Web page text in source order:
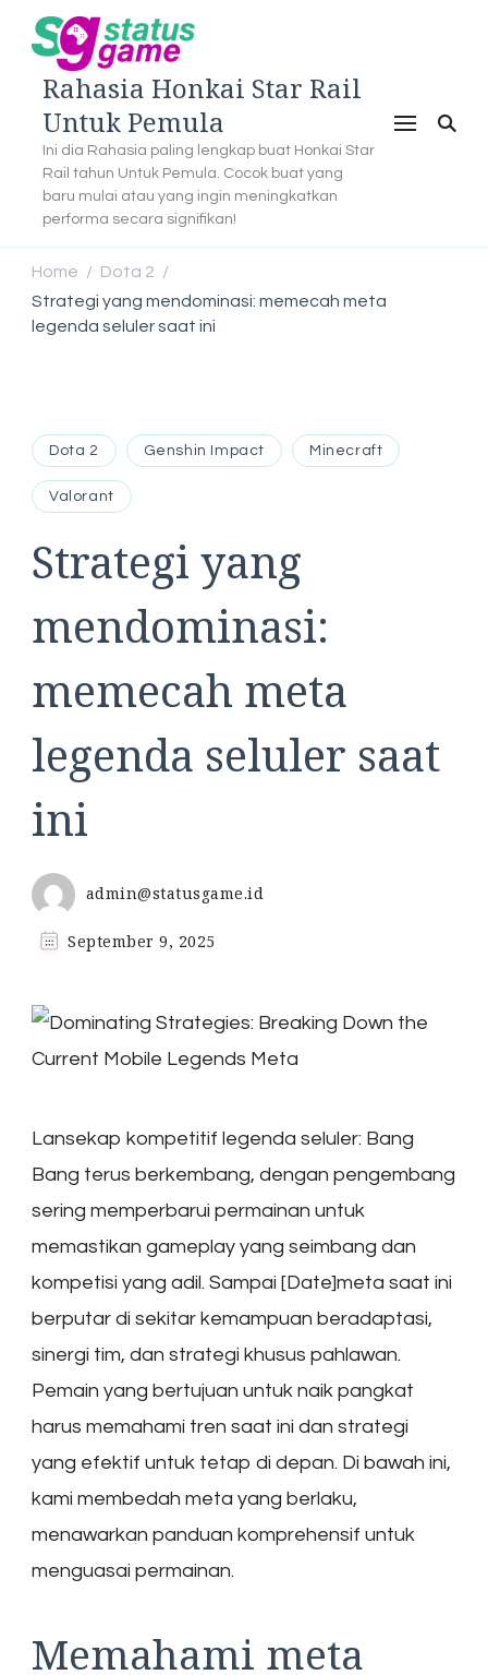
Rahasia Honkai Star Rail
Untuk Pemula
Ini dia Rahasia paling lengkap buat Honkai Star
Rail tahun Untuk Pemula. Cocok buat yang
baru mulai atau yang ingin meningkatkan
performa secara signifikan!
Home / Dota 2 /
Strategi yang mendominasi: memecah meta
legenda seluler saat ini
Dota 2 Genshin Impact Minecraft
Valorant
Strategi yang
mendominasi:
memecah meta
legenda seluler saat
ini
admin@statusgame.id
September 9, 2025
Lansekap kompetitif legenda seluler: Bang
Bang terus berkembang, dengan pengembang
sering memperbarui permainan untuk
memastikan gameplay yang seimbang dan
kompetisi yang adil. Sampai [Date]meta saat ini
berputar di sekitar kemampuan beradaptasi,
sinergi tim, dan strategi khusus pahlawan.
Pemain yang bertujuan untuk naik pangkat
harus memahami tren saat ini dan strategi
yang efektif untuk tetap di depan. Di bawah ini,
kami membedah meta yang berlaku,
menawarkan panduan komprehensif untuk
menguasai permainan.
Memahami meta